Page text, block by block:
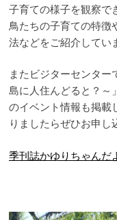
子育ての様子を観察で
鳥たちの子育ての特徴
法などをご紹介してい
またビジターセンタ
島に人住んどると？～
のイベント情報も掲載
りましたらぜひお申し
季刊誌かゆりちゃんだ